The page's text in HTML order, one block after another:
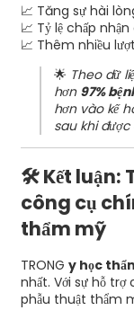
📈 Tăng sự hài
📈 Tỷ lệ chấp
📈 Thêm nhiều
🌟 Theo dữ
hơn 97%
hơn vào kế
sau khi
🛠️ Kết luận:
công cụ
thẩm mỹ
TRONG y học
nhất. Với sự hỗ trợ
phẫu thuật thẩm